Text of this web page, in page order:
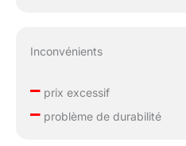
Inconvénients
–prix excessif
–problème de durabilité